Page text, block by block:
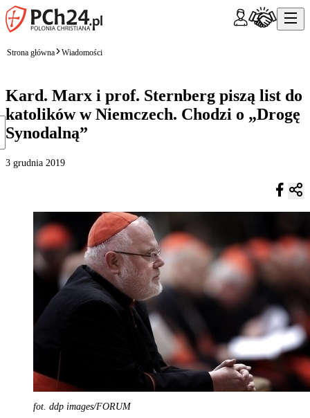
Strona główna Wiadomości
Kard. Marx i prof. Sternberg piszą list do
katolików w Niemczech. Chodzi o „Drogę
Synodalną”
3 grudnia 2019
fot. ddp images/FORUM